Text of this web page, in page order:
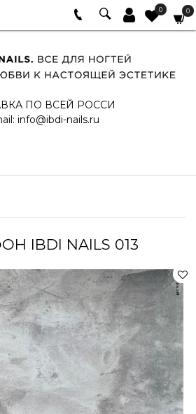
0 0
ПО ВСЕЙ РОССИ
info@ibdi-nails.ru
IBDI NAILS 013